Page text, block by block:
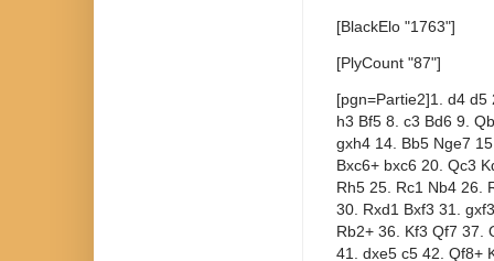
[BlackElo "1763"]
[PlyCount "87"]
[pgn=Partie2]1. d4
h3 Bf5 8. c3 Bd6 9.
gxh4 14. Bb5 Nge7
Bxc6+ bxc6 20. Qc3
Rh5 25. Rc1 Nb4 26.
30. Rxd1 Bxf3 31.
Rb2+ 36. Kf3 Qf7 37.
41. dxe5 c5 42. Qf8+